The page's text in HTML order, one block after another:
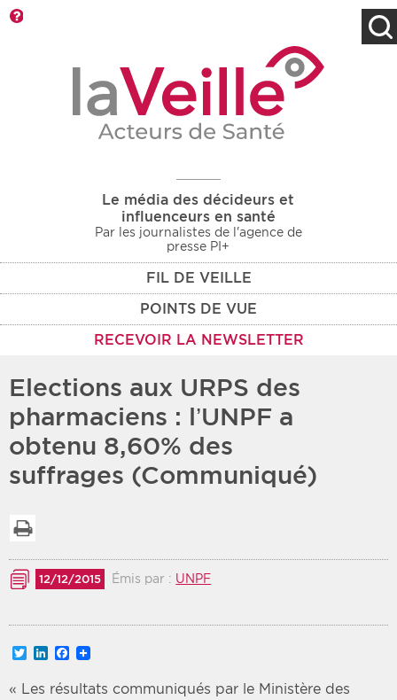
Le média des décideurs et
influenceurs en santé
Par les journalistes de l'agence de
presse PI+
FIL DE VEILLE
POINTS DE VUE
RECEVOIR LA NEWSLETTER
Rendez-vous des 7
prochains jours
Recherche par mots clés
Type d'information
Rendez-vous
Protection sociale
Médico-social
Zone géographique
Période
Choisir une date de débutChoisir une date de finChronologique
Elections aux URPS des
pharmaciens : l’UNPF a
obtenu 8,60% des
suffrages (Communiqué)
12/12/2015 Émis par : UNPF
TwitterLinkedInFacebook
« Les résultats communiqués par le Ministère des